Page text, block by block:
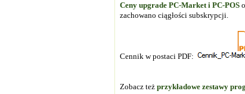
Ceny upgrade PC-Market i PC-POS
zachowano ciągłości subskrypcji.
Cennik w postaci PDF:
Zobacz też przykładowe zestawy